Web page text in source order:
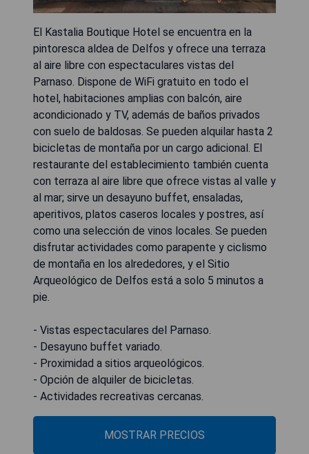
El Kastalia Boutique Hotel se encuentra en la
pintoresca aldea de Delfos y ofrece una terraza
al aire libre con espectaculares vistas del
Parnaso. Dispone de WiFi gratuito en todo el
hotel, habitaciones amplias con balcón, aire
acondicionado y TV, además de baños privados
con suelo de baldosas. Se pueden alquilar hasta 2
bicicletas de montaña por un cargo adicional. El
restaurante del establecimiento también cuenta
con terraza al aire libre que ofrece vistas al valle y
al mar; sirve un desayuno buffet, ensaladas,
aperitivos, platos caseros locales y postres, así
como una selección de vinos locales. Se pueden
disfrutar actividades como parapente y ciclismo
de montaña en los alrededores, y el Sitio
Arqueológico de Delfos está a solo 5 minutos a
pie.
- Vistas espectaculares del Parnaso.
- Desayuno buffet variado.
- Proximidad a sitios arqueológicos.
- Opción de alquiler de bicicletas.
- Actividades recreativas cercanas.
MOSTRAR PRECIOS